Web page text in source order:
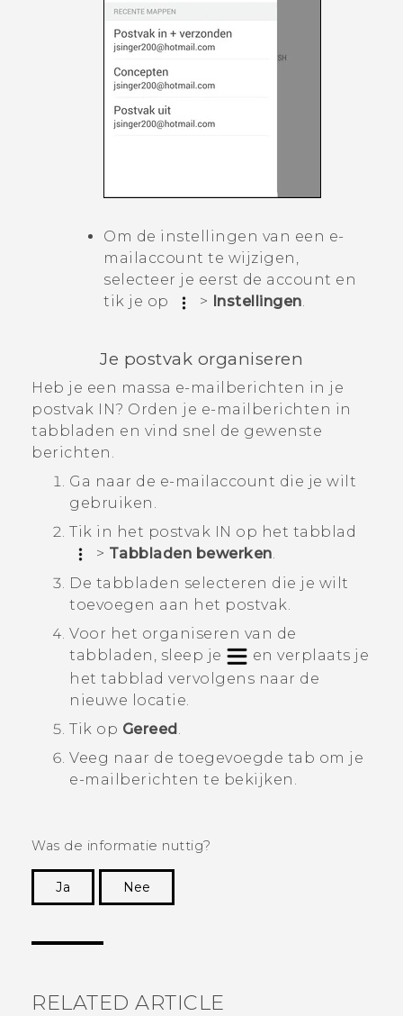
Om de instellingen van een e-
mailaccount te wijzigen,
selecteer je eerst de account en
tik je op
> Instellingen.
Je postvak organiseren
Heb je een massa e-mailberichten in je
postvak IN? Orden je e-mailberichten in
tabbladen en vind snel de gewenste
berichten.
Ga naar de e-mailaccount die je wilt
gebruiken.
Tik in het postvak IN op het tabblad
> Tabbladen bewerken.
De tabbladen selecteren die je wilt
toevoegen aan het postvak.
Voor het organiseren van de
tabbladen, sleep je
en verplaats je
het tabblad vervolgens naar de
nieuwe locatie.
Tik op Gereed
Veeg naar de toegevoegde tab om je
e-mailberichten te bekijken.
Was de informatie nuttig?
Ja
Nee
RELATED ARTICLE